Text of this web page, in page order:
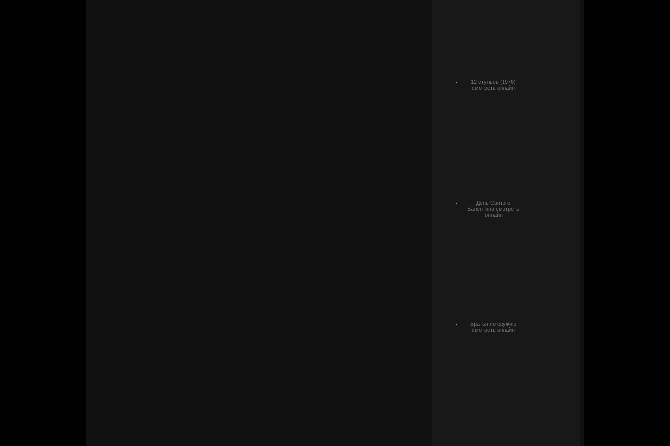
12 стульев (1976)
смотреть онлайн
День Святого
Валентина смотреть
онлайн
Братья по оружию
смотреть онлайн